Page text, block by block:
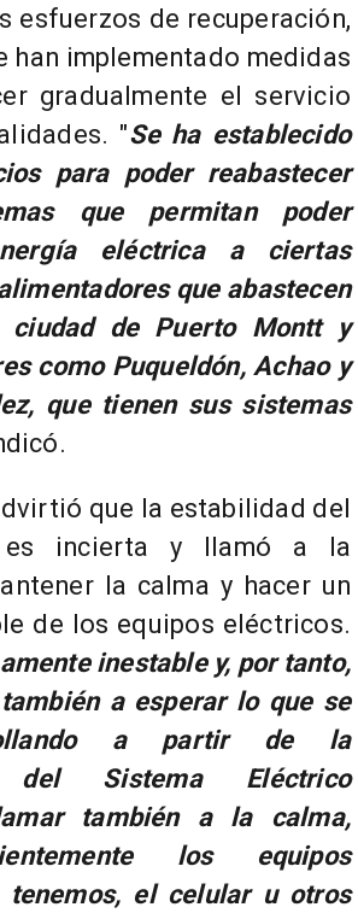
esfuerzos de recuperación,
han implementado medidas
gradualmente el servicio
"Se ha establecido
para poder reabastecer
que permitan poder
eléctrica a ciertas
que abastecen
ciudad de Puerto Montt y
como Puqueldón, Achao y
que tienen sus sistemas
que la estabilidad del
es incierta y llamó a la
la calma y hacer un
de los equipos eléctricos.
inestable y, por tanto,
a esperar lo que se
a partir de la
del Sistema Eléctrico
también a la calma,
los equipos
tenemos, el celular u otros